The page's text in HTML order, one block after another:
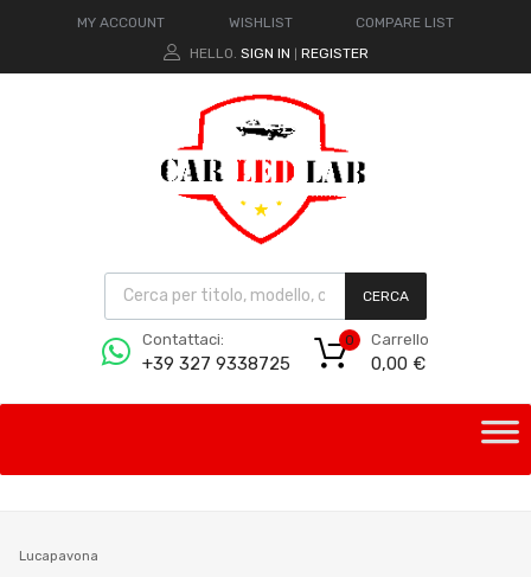
MY ACCOUNT WISHLIST
COMPARE LIST
HELLO. SIGN IN REGISTER
CERCA
Contattaci:
+39 327 9338725
Carrello
0,00 €
0
Lucapavona